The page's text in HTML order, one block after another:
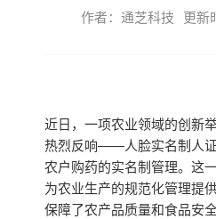
作者：通芝科技 更新
近日，一项农业领域的创新
热烈反响——人脸实名制人
农户购药的实名制管理。这
为农业生产的规范化管理提
保障了农产品质量和食品安全